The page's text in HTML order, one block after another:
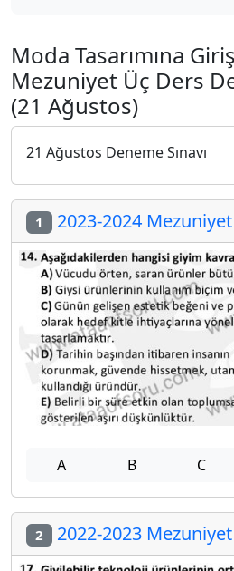
Moda Tasarımına
Mezuniyet Üç Ders
(21 Ağustos)
21 Ağustos Deneme Sınavı
1 2023-2024 Mezuniyet
A B C
2 2022-2023 Mezuniyet